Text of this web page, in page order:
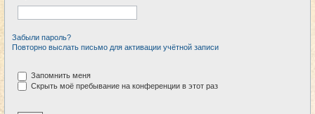
Забыли пароль?
Повторно выслать письмо для активации учётной записи
Запомнить меня
Скрыть моё пребывание на конференции в этот раз